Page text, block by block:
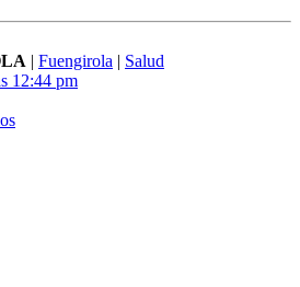
| Fuengirola | Salud
12:44 pm